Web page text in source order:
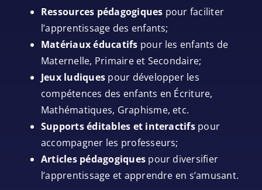
Ressources pédagogiques pour faciliter
l’apprentissage des enfants;
Matériaux éducatifs pour les enfants de
Maternelle, Primaire et Secondaire;
Jeux ludiques pour développer les
compétences des enfants en Écriture,
Mathématiques, Graphisme, etc.
Supports éditables et interactifspour
accompagner les professeurs;
Articles pédagogiques pour diversifier
l’apprentissage et apprendre en s’amusant.